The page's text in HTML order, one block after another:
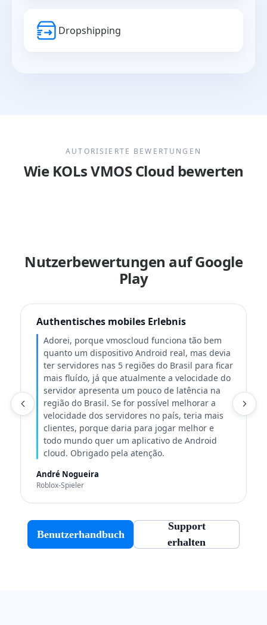
Dropshipping
AUTORISIERTE BEWERTUNGEN
Wie KOLs VMOS Cloud bewerten
Nutzerbewertungen auf Google
Play
Authentisches mobiles Erlebnis
Adorei, porque vmoscloud funciona tão bem
quanto um dispositivo Android real, mas devia
ter servidores nas 5 regiões do Brasil para ficar
mais fluído, já que atualmente a velocidade do
servidor apresenta um pouco de latência na
região do Brasil. Se for possível melhorar a
velocidade dos servidores no país, teria mais
clientes, porque daria para jogar melhor e
todo mundo quer um aplicativo de Android
cloud. Obrigado pela atenção.
André Nogueira
Roblox-Spieler
Benutzerhandbuch
Support
erhalten